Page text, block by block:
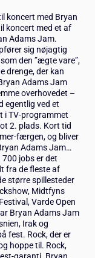
koncert med Bryan
koncert med et af
Adams Jam.
sig nøjagtig
den ”ægte vare”,
drenge, der kan
Adams Jam
overhovedet –
egentlig ved et
i TV-programmet
2. plads. Kort tid
færgen, og bliver
Adams Jam…
jobs er det
fra de fleste af
større spillesteder
Midtfyns
Varde Open
Bryan Adams Jam
Irak og
fest. Rock, der er
hoppe til. Rock,